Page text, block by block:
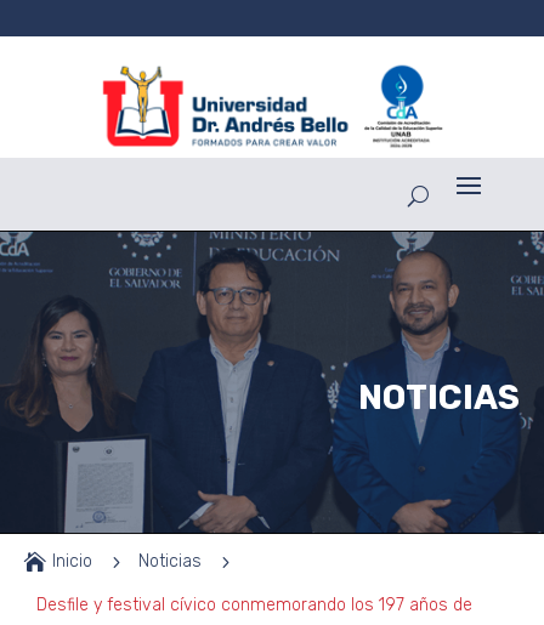
NOTICIAS
 Inicio 5 Noticias 5
Desfile y festival cívico conmemorando los 197 años de